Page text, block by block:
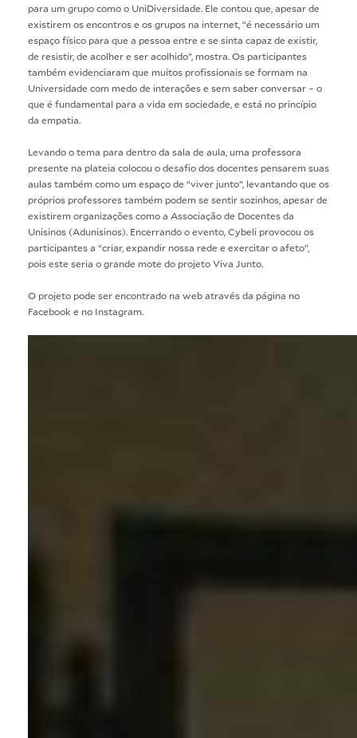
para um grupo como o UniDiversidade. Ele contou que, apesar de
existirem os encontros e os grupos na internet, “é necessário um
espaço físico para que a pessoa entre e se sinta capaz de existir,
de resistir, de acolher e ser acolhido”, mostra. Os participantes
também evidenciaram que muitos profissionais se formam na
Universidade com medo de interações e sem saber conversar – o
que é fundamental para a vida em sociedade, e está no princípio
da empatia.
Levando o tema para dentro da sala de aula, uma professora
presente na plateia colocou o desafio dos docentes pensarem suas
aulas também como um espaço de “viver junto”, levantando que os
próprios professores também podem se sentir sozinhos, apesar de
existirem organizações como a Associação de Docentes da
Unisinos (Adunisinos). Encerrando o evento, Cybeli provocou os
participantes a “criar, expandir nossa rede e exercitar o afeto”,
pois este seria o grande mote do projeto Viva Junto.
O projeto pode ser encontrado na web através da página no
Facebook e no Instagram.